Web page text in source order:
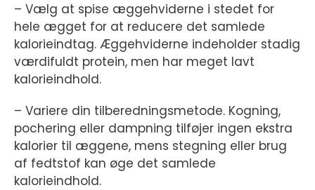
– Vælg at spise æggehviderne i stedet for
hele ægget for at reducere det samlede
kalorieindtag. Æggehviderne indeholder stadig
værdifuldt protein, men har meget lavt
kalorieindhold.
– Variere din tilberedningsmetode. Kogning,
pochering eller dampning tilføjer ingen ekstra
kalorier til æggene, mens stegning eller brug
af fedtstof kan øge det samlede
kalorieindhold.